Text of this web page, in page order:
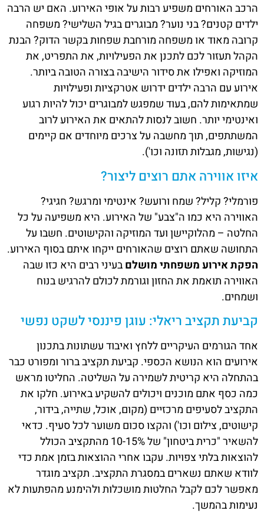
הרכב האורחים משפיע רבות על אופי האירוע. האם יש הרבה
ילדים קטנים? בני נוער? מבוגרים בגיל השלישי? משפחה
קרובה מאוד או משפחה מורחבת שפחות בקשר הדוק? הבנת
הקהל תעזור לכם לתכנן את הפעילויות, את התפריט, את
המוזיקה ואפילו את סידור הישיבה בצורה הטובה ביותר.
אירוע עם הרבה ילדים ידרוש אטרקציות ופעילויות
שמתאימות להם, בעוד שמפגש למבוגרים יכול להיות רגוע
ואינטימי יותר. חשוב לנסות להתאים את האירוע לרוב
המשתתפים, תוך מחשבה על צרכים מיוחדים אם קיימים
(נגישות, מגבלות תזונה וכו').
איזו אווירה אתם רוצים ליצור?
פורמלי? קליל? שמח ורועש? אינטימי ומרגש? חגיגי?
האווירה היא כמו ה"צבע" של האירוע. היא משפיעה על כל
החלטה – מהלוקיישן ועד המוזיקה והקישוטים. חשבו על
התחושה שאתם רוצים שהאורחים ייקחו איתם בסוף האירוע.
הפקת אירוע משפחתי מושלםבעיני רבים היא כזו שבה
האווירה תואמת את החזון וגורמת לכולם להרגיש בנוח
ושמחים.
קביעת תקציב ריאלי: עוגן פיננסי לשקט נפשי
אחד הגורמים העיקריים ללחץ ואיבוד עשתונות בתכנון
אירועים הוא הנושא הכספי. קביעת תקציב ברור ומפורט כבר
בהתחלה היא קריטית לשמירה על השליטה. החליטו מראש
כמה כסף אתם מוכנים ויכולים להשקיע באירוע. חלקו את
התקציב לסעיפים מרכזיים (מקום, אוכל, שתייה, בידור,
קישוטים, צילום וכו') והקצו סכום משוער לכל סעיף. כדאי
להשאיר "כרית ביטחון" של 10-15% מהתקציב הכולל
להוצאות בלתי צפויות. עקבו אחרי ההוצאות בזמן אמת כדי
לוודא שאתם נשארים במסגרת התקציב. תקציב מוגדר
מאפשר לכם לקבל החלטות מושכלות ולהימנע מהפתעות לא
נעימות בהמשך.